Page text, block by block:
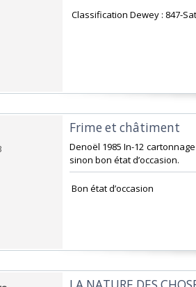
Classification Dewey : 847-
‎Frime et châtiment‎
‎Denoël 1985 In-12
sinon bon état d’occasion.‎
‎ Bon état d’occasion ‎